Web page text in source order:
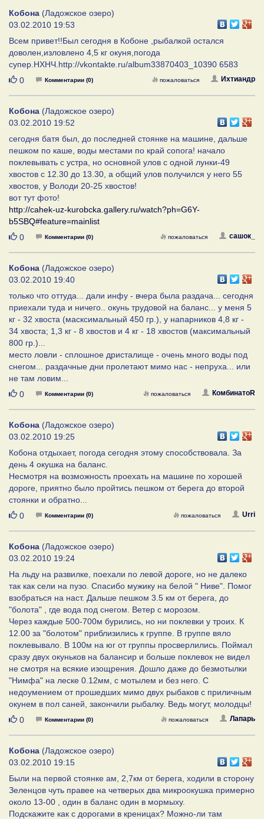
Кобона (Ладожское озеро)
03.02.2010 19:53
Всем привет!!Был сегодня в Кобоне ,рыбалкой остался
доволен,изловлено 4,5 кг окуня,погода
супер.НХНЧ.http://vkontakte.ru/album33870403_10390 6583
Нравится
0 Комментарии (0) Ихтиандр
пожаловаться
Кобона (Ладожское озеро)
03.02.2010 19:52
сегодня батя был, до последней стоянке на машине, дальше
пешком по каше, воды местами по край сопога! начало
поклевывать с устра, но основной улов с одной лунки-49
хвостов с 12.30 до 13.30, а общий улов получился у него 55
хвостов, у Володи 20-25 хвостов!
вот тут фото!
http://cahek-uz-kurobcka.gallery.ru/watch?ph=G6Y-
b5SBQ#feature=mainlist
Нравится
0 Комментарии (0) сашок_
пожаловаться
Кобона (Ладожское озеро)
03.02.2010 19:40
только что оттуда... дали инфу - вчера была раздача... сегодня
приехали туда и ничего.. окунь трудовой на баланс... у меня 5
кг - 32 хвоста (масксимальный 450 гр.), у напарников 4,8 кг -
34 хвоста; 1,3 кг - 8 хвостов и 4 кг - 18 хвостов (максимальный
800 гр.)...
место ловли - сплошное дристалище - очень много воды под
снегом... раздачные дни пролетают мимо нас - непруха... или
не там ловим...
Нравится
0 Комментарии (0) КомбинатоR
пожаловаться
Кобона (Ладожское озеро)
03.02.2010 19:25
Кобона отдыхает, погода сегодня этому способствовала. За
день 4 окушка на баланс.
Несмотря на возможность проехать на машине по хорошей
дороге, приятно было пройтись пешком от берега до второй
стоянки и обратно...
Нравится
0 Комментарии (0) Urri
пожаловаться
Кобона (Ладожское озеро)
03.02.2010 19:24
На льду на развилке, поехали по левой дороге, но не далеко
так как сели на пузо. Спасибо мужику на белой " Ниве". Помог
взобраться на наст. Дальше пешком 3.5 км от берега, до
"болота" , где вода под снегом. Ветер с морозом.
Через каждые 500-700м бурились, но ни поклевки у троих. К
12.00 за "болотом" приблизились к группе. В группе вяло
поклевывало. В 100м на юг от группы просверлились. Поймал
сразу двух окуньков на балансир и больше поклевок не видел
не смотря на всякие изощрения. Дошло даже до безмотылки
"Нимфа" на леске 0.12мм, с мотылем и без него. С
недоумением от прошедших мимо двух рыбаков с приличным
окунем в пол саней, закончили рыбалку. Ведь могут, молодцы!
Нравится
0 Комментарии (0) Лапарь
пожаловаться
Кобона (Ладожское озеро)
03.02.2010 19:15
Были на первой стоянке ам, 2,7км от берега, ходили в сторону
Зеленцов чуть правее на четверых два микроокушка примерно
около 13-00 , один в баланс один в мормыху.
Подскажите как с дорогами в креницах? Можно-ли там